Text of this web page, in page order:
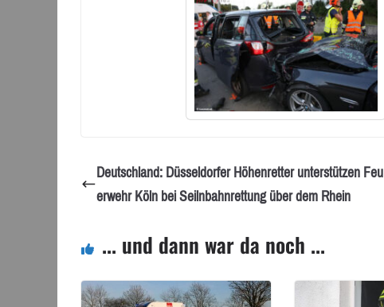
Deutschland: Düsseldorfer Höhenretter unterstützen Feu
erwehr Köln bei Seilnbahnrettung über dem Rhein
... und dann war da noch ...